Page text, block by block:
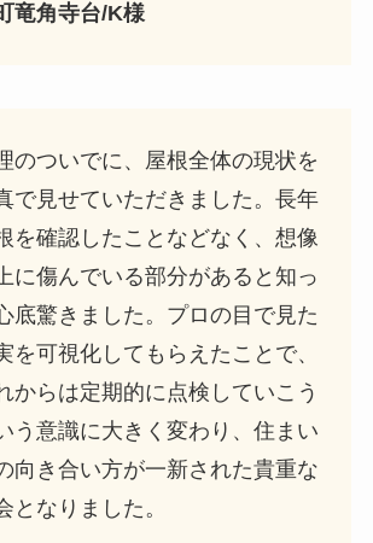
竜角寺台/K様
のついでに、屋根全体の現状を
で見せていただきました。長年
を確認したことなどなく、想像
に傷んでいる部分があると知っ
底驚きました。プロの目で見た
を可視化してもらえたことで、
からは定期的に点検していこう
う意識に大きく変わり、住まい
向き合い方が一新された貴重な
となりました。